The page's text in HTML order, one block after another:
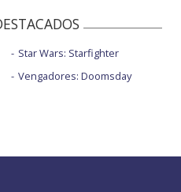
Star Wars: Starfighter
Vengadores: Doomsday